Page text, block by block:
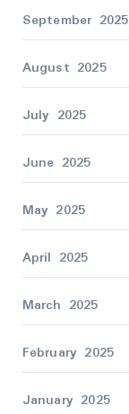
September 2025
August 2025
July 2025
June 2025
May 2025
April 2025
March 2025
February 2025
January 2025